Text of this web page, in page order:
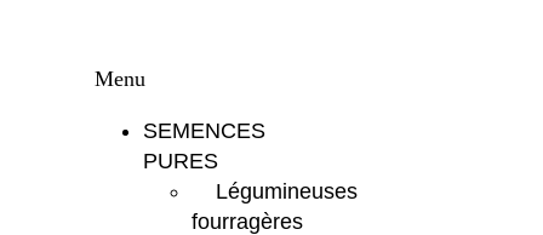
Menu
SEMENCES
PURES
Légumineuses
fourragères